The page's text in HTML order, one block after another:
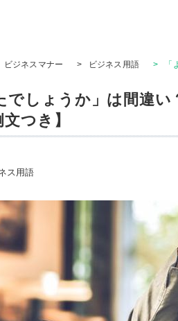
ビジネスマナー > ビジネス用語 >
でしょうか」は間違
つき】
ス用語